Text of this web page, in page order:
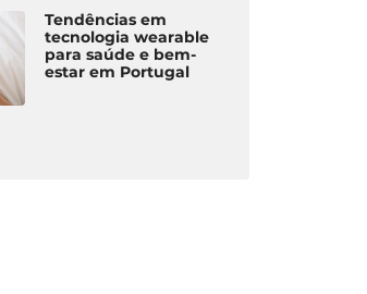
Tendências em
tecnologia wearable
para saúde e bem-
estar em Portugal